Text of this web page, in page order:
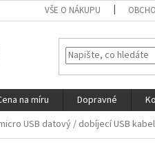
VŠE O NÁKUPU
na míru Dopravné
micro USB datový / dobíjecí USB